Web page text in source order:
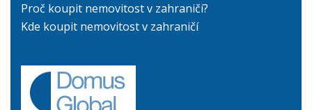
Proč koupit nemovitost v zahraničí?
Kde koupit nemovitost v zahraničí